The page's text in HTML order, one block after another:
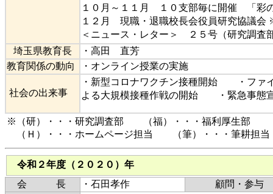
１０月～１１月 １０支部毎に開催 「彩
１２月 現職・退職校長会役員研究協議会
＜ニュース・レター＞ ２５号（研究調査
埼玉県教育長
・高田 直芳
教育関係の動向
・オンライン授業の実施
社会の出来事
・新型コロナワクチン接種開始 ・フ
よる大規模接種作戦の開始 ・緊急事
※（研）・・・研究調査部 （福）・・・福利厚生部
（Ｈ）・・・ホームページ担当 （筆）・・・筆耕担当
令和２年度（２０２０）年
会 長
・石田孝作 顧問・参与